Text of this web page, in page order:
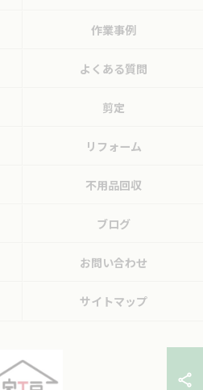
作業事例
よくある質問
剪定
リフォーム
不用品回収
ブログ
お問い合わせ
サイトマップ